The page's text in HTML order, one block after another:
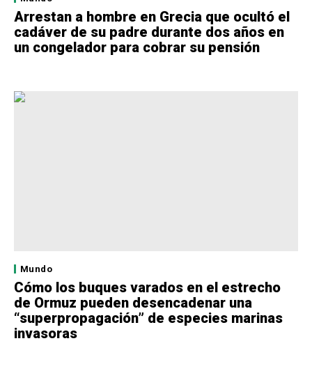
Arrestan a hombre en Grecia que ocultó el
cadáver de su padre durante dos años en
un congelador para cobrar su pensión
Mundo
Cómo los buques varados en el estrecho
de Ormuz pueden desencadenar una
“superpropagación” de especies marinas
invasoras